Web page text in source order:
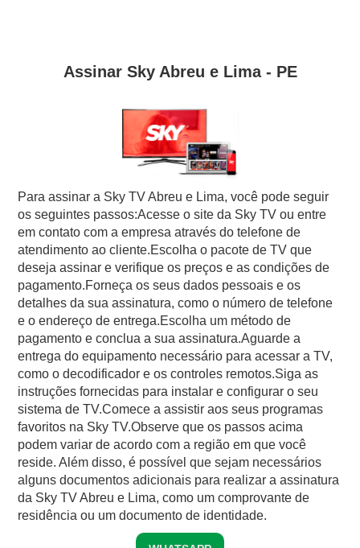
Assinar Sky Abreu e Lima - PE
Para assinar a Sky TV Abreu e Lima, você pode seguir
os seguintes passos:Acesse o site da Sky TV ou entre
em contato com a empresa através do telefone de
atendimento ao cliente.Escolha o pacote de TV que
deseja assinar e verifique os preços e as condições de
pagamento.Forneça os seus dados pessoais e os
detalhes da sua assinatura, como o número de telefone
e o endereço de entrega.Escolha um método de
pagamento e conclua a sua assinatura.Aguarde a
entrega do equipamento necessário para acessar a TV,
como o decodificador e os controles remotos.Siga as
instruções fornecidas para instalar e configurar o seu
sistema de TV.Comece a assistir aos seus programas
favoritos na Sky TV.Observe que os passos acima
podem variar de acordo com a região em que você
reside. Além disso, é possível que sejam necessários
alguns documentos adicionais para realizar a assinatura
da Sky TV Abreu e Lima, como um comprovante de
residência ou um documento de identidade.